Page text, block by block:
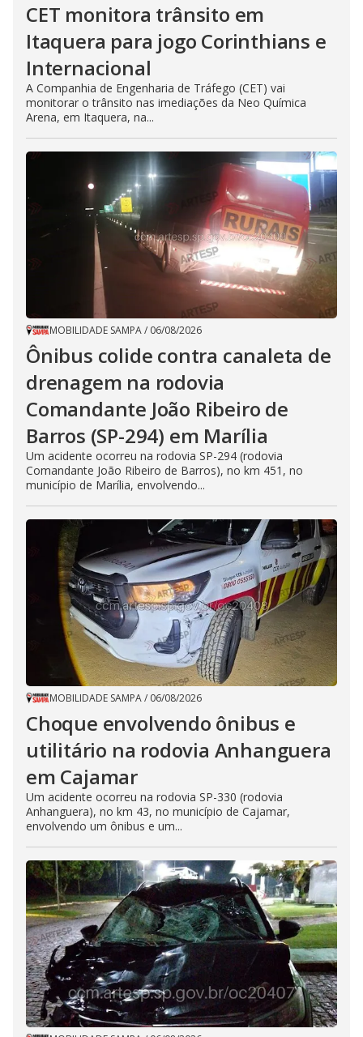
CET monitora trânsito em
Itaquera para jogo Corinthians e
Internacional
A Companhia de Engenharia de Tráfego (CET) vai
monitorar o trânsito nas imediações da Neo Química
Arena, em Itaquera, na...
MOBILIDADE SAMPA/ 06/08/2026
Ônibus colide contra canaleta de
drenagem na rodovia
Comandante João Ribeiro de
Barros (SP-294) em Marília
Um acidente ocorreu na rodovia SP-294 (rodovia
Comandante João Ribeiro de Barros), no km 451, no
município de Marília, envolvendo...
MOBILIDADE SAMPA/ 06/08/2026
Choque envolvendo ônibus e
utilitário na rodovia Anhanguera
em Cajamar
Um acidente ocorreu na rodovia SP-330 (rodovia
Anhanguera), no km 43, no município de Cajamar,
envolvendo um ônibus e um...